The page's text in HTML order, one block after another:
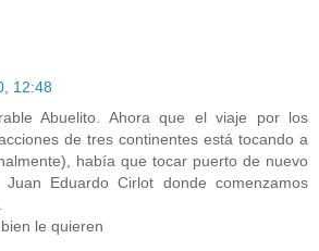
12:48
Abuelito. Ahora que el viaje por los
de tres continentes está tocando a
había que tocar puerto de nuevo
Eduardo Cirlot donde comenzamos
le quieren